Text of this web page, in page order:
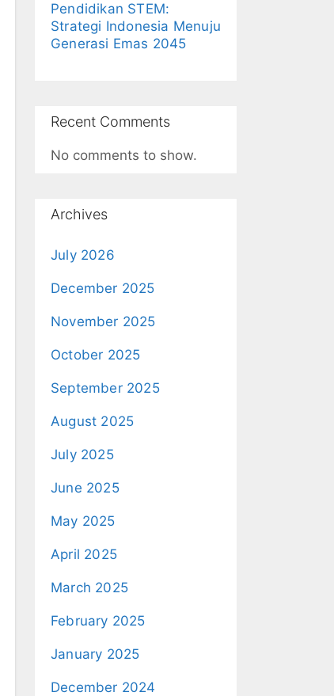
Pendidikan STEM:
Strategi Indonesia Menuju
Generasi Emas 2045
Recent Comments
No comments to show.
Archives
July 2026
December 2025
November 2025
October 2025
September 2025
August 2025
July 2025
June 2025
May 2025
April 2025
March 2025
February 2025
January 2025
December 2024